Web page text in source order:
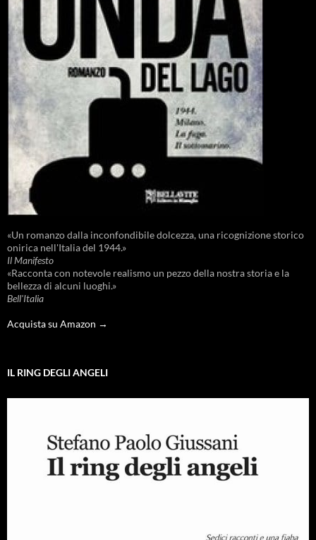
«Un romanzo dalla inconfondibile dolcezza, una ricognizione storico
onirica nell'Italia del 1944.»
Il Manifesto
«Racconta con notevole realismo un pezzo della nostra storia e la
bellezza di alcuni luoghi.»
Bell'Italia
Acquista su Amazon →
IL RING DEGLI ANGELI